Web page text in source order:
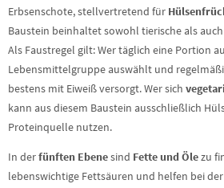
Erbsenschote, stellvertretend für
Baustein beinhaltet sowohl tierische als
Als Faustregel gilt: Wer täglich eine Portion
Lebensmittelgruppe auswählt und
bestens mit Eiweiß versorgt. Wer sich
kann aus diesem Baustein ausschließlich
Proteinquelle nutzen.
In derfünften Ebenesind Fette und Ölezu
lebenswichtige Fettsäuren und helfen bei